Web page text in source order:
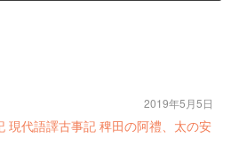
現代語譯古事記 稗田の阿禮、太の安
2019年5月5日